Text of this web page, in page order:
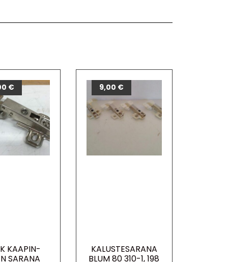
KAAPIN-
SARANA
€
KALUSTESARANA
BLUM 80 310-1, 198
9,00 €